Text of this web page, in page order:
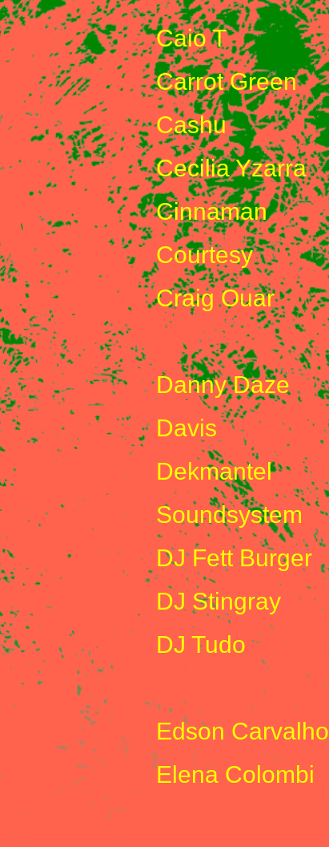
Caio T
Carrot Green
Cashu
Cecilia Yzarra
Cinnaman
Courtesy
Craig Ouar
Danny Daze
Davis
Dekmantel
Soundsystem
DJ Fett Burger
DJ Stingray
DJ Tudo
Edson Carvalho
Elena Colombi